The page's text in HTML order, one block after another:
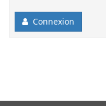
Connexion